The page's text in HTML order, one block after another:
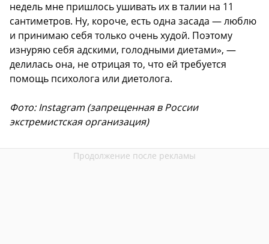
недель мне пришлось ушивать их в талии на 11
сантиметров. Ну, короче, есть одна засада — люблю
и принимаю себя только очень худой. Поэтому
изнуряю себя адскими, голодными диетами», —
делилась она, не отрицая то, что ей требуется
помощь психолога или диетолога.
Фото: Instagram (запрещенная в России
экстремистская организация)